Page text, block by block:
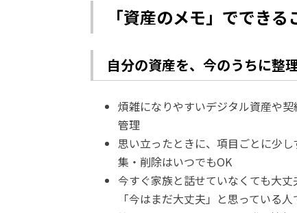
「資産のメモ」でできる
自分の資産を、今のうちに整
煩雑になりやすいデジタル資産や
管理
思い立ったときに、項目ごとに少
集・削除はいつでもOK
今すぐ家族と話せていなくても大丈
「今はまだ大丈夫」と思っている